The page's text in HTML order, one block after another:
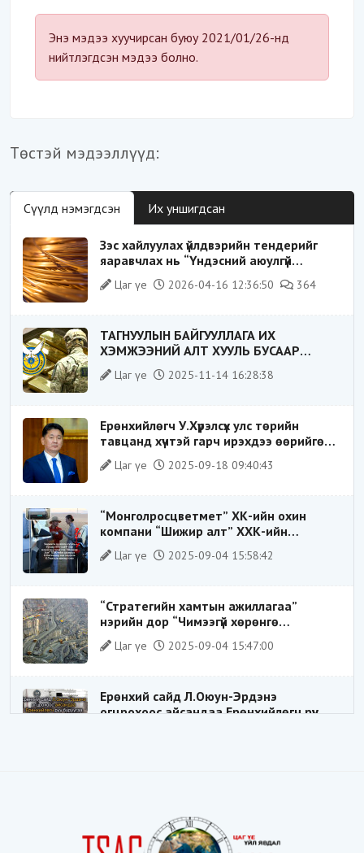
Энэ мэдээ хуучирсан буюу 2021/01/26-нд
нийтлэгдсэн мэдээ болно.
Төстэй мэдээллүүд:
Сүүлд нэмэгдсэн Их уншигдсан
Зэс хайлуулах үйлдвэрийн тендерийг
яаравчлах нь “Үндэсний аюулгүй
байдал“-д эрсдэлтэй юу?
Цаг үе 2026-04-16 12:36:50 364
ТАГНУУЛЫН БАЙГУУЛЛАГА ИХ
ХЭМЖЭЭНИЙ АЛТ ХУУЛЬ БУСААР
ХИЛЭЭР ГАРГАХ ГЭЖ БАЙСАН
ҮЙЛДЛИЙГ ТАСЛАН ЗОГСООЛОО
Цаг үе 2025-11-14 16:28:38
Ерөнхийлөгч У.Хүрэлсүх улс төрийн
тавцанд хүчтэй гарч ирэхдээ өөрийгөө
шударга ёсны төлөө тэмцэгч, “хуучин
тогтолцооны хонгилыг нураагч” гэсэн
Цаг үе 2025-09-18 09:40:43
“Монголросцветмет” ХК-ийн охин
компани “Шижир алт” ХХК-ийн
Гүйцэтгэх захирлаар ажиллаж байсан
О.Баттөмөрт холбогдох хэрэг хаашаа
Цаг үе 2025-09-04 15:58:42
“Стратегийн хамтын ажиллагаа”
нэрийн дор “Чимээгүй хөрөнгө
хуримтлал”
Цаг үе 2025-09-04 15:47:00
Ерөнхий сайд Л.Оюун-Эрдэнэ
огцрохоос айсандаа Ерөнхийлөгч рүү